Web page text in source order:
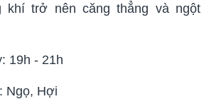
khí trở nên căng thẳng và ngột
19h - 21h
Ngọ, Hợi